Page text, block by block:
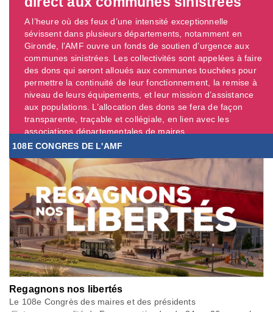
A l’heure où des feux d’une intensité exceptionnelle
sévissent dans plusieurs départements, notamment en
Gironde, l’AMF ouvre un fonds de soutien d’urgence aux
communes sinistrées. Les collectivités sont appelées à faire
des dons qui seront alloués aux communes touchées pour
permettre la continuité de leur fonctionnement, la remise à
niveau de leurs équipements, et leur mission d’assistance
aux populations. L’allocation des dons se fera de façon
transparente, traçable et collégiale, en lien avec les
associations départementales de maires. ...
108E CONGRES DE L'AMF
Regagnons nos libertés
Le 108e Congrès des maires et des présidents